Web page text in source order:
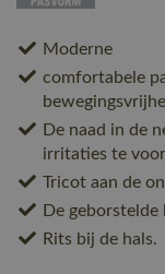
Moderne
comfortabele
De naad in de
irritaties te
Tricot aan de
De
Rits bij de hals.